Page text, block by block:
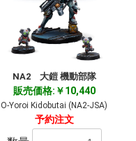
NA2 大鎧 機動部隊
販売価格:￥10,440
O-Yoroi Kidobutai (NA2-JSA)
予約注文